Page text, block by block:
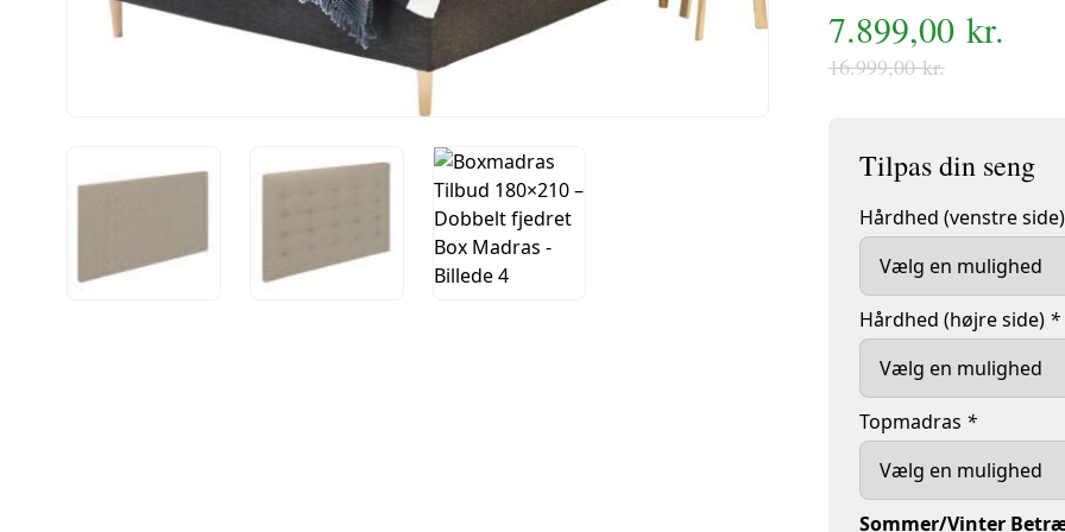
Boxmadras -
Rammesenge
16.999,00kr.
Den
oprindelige
var:
16.999,00 kr..
7.899,00 kr.
Den
aktuelle
er:
7.899,00 kr..
Hårdhed (venstre side)
Hårdhed (højre side) *
Topmadras *
Sommer/Vinter